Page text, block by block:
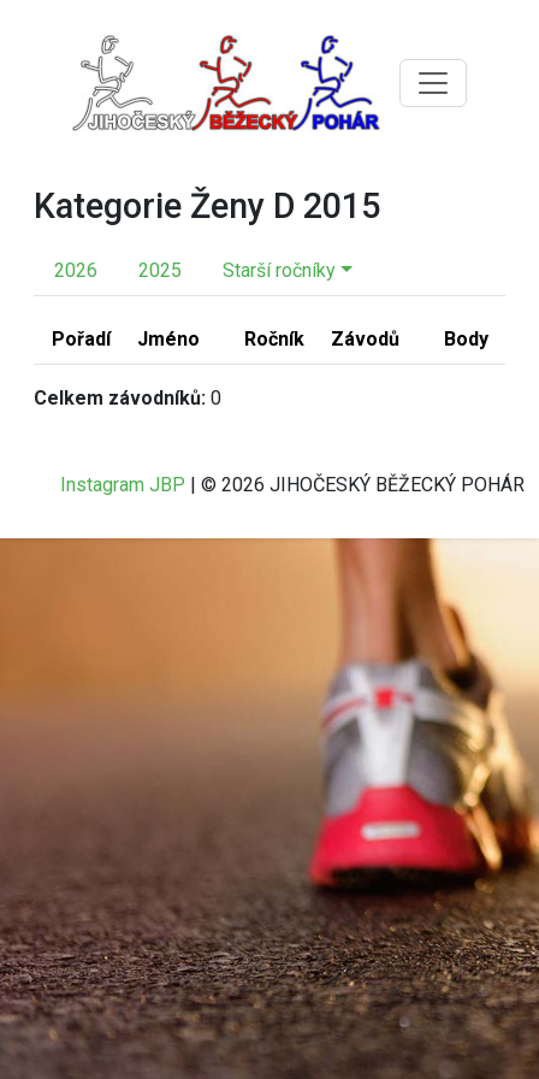
Kategorie Ženy D 2015
2026 2025 Starší ročníky
Pořadí Jméno Ročník Závodů Body
Celkem závodníků: 0
Instagram JBP | © 2026 JIHOČESKÝ BĚŽECKÝ POHÁR